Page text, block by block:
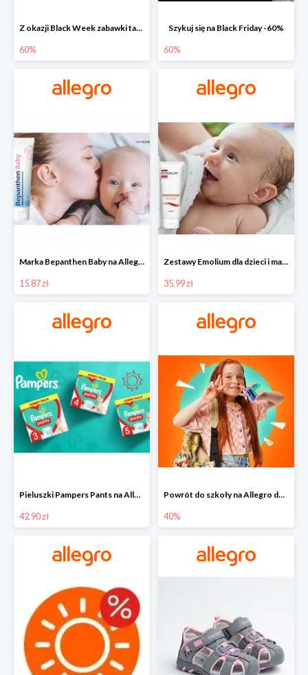
Z okazji Black Week zabawki taniej na allegro.pl
60%
Szykuj się na Black Friday -60%
60%
Marka Bepanthen Baby na Allegro od 15,87 zł!
15.87 zł
Zestawy Emolium dla dzieci i mam na Allegro od 35,99 zł
35.99 zł
Pieluszki Pampers Pants na Allegro od 42,90 zł
42.90 zł
Powrót do szkoły na Allegro do -40%
40%